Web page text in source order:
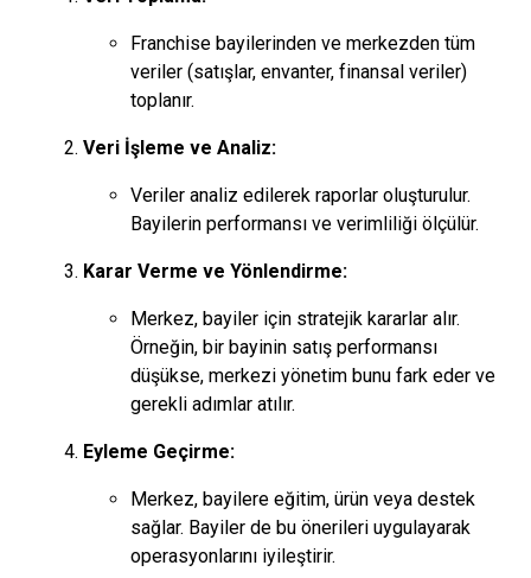
Franchise bayilerinden ve merkezden tüm
veriler (satışlar, envanter, finansal veriler)
toplanır.
Veri İşleme ve Analiz:
Veriler analiz edilerek raporlar oluşturulur.
Bayilerin performansı ve verimliliği ölçülür.
Karar Verme ve Yönlendirme:
Merkez, bayiler için stratejik kararlar alır.
Örneğin, bir bayinin satış performansı
düşükse, merkezi yönetim bunu fark eder ve
gerekli adımlar atılır.
Eyleme Geçirme:
Merkez, bayilere eğitim, ürün veya destek
sağlar. Bayiler de bu önerileri uygulayarak
operasyonlarını iyileştirir.